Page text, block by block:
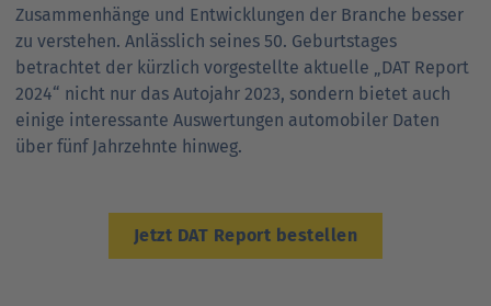
Zusammenhänge und Entwicklungen der Branche besser
zu verstehen. Anlässlich seines 50. Geburtstages
betrachtet der kürzlich vorgestellte aktuelle „DAT Report
2024“ nicht nur das Autojahr 2023, sondern bietet auch
einige interessante Auswertungen automobiler Daten
über fünf Jahrzehnte hinweg.
Jetzt DAT Report bestellen